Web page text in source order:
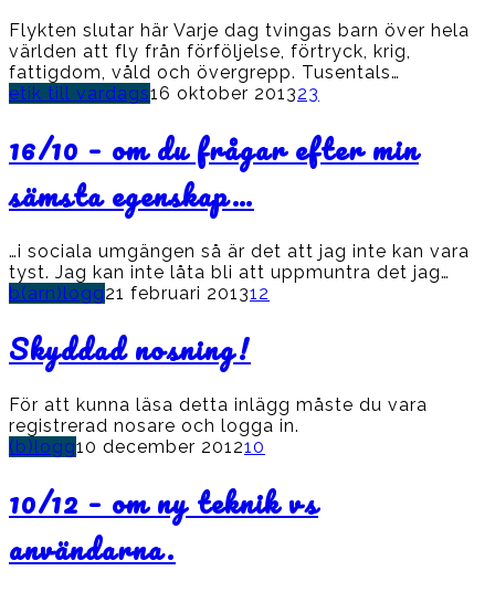
Flykten slutar här Varje dag tvingas barn över hela
världen att fly från förföljelse, förtryck, krig,
fattigdom, våld och övergrepp. Tusentals…
etik till vardags16 oktober 201323
16/10 – om du frågar efter min
sämsta egenskap…
…i sociala umgängen så är det att jag inte kan vara
tyst. Jag kan inte låta bli att uppmuntra det jag…
b(arn)logg21 februari 201312
Skyddad nosning!
För att kunna läsa detta inlägg måste du vara
registrerad nosare och logga in.
(b)logg10 december 201210
10/12 – om ny teknik vs
användarna.